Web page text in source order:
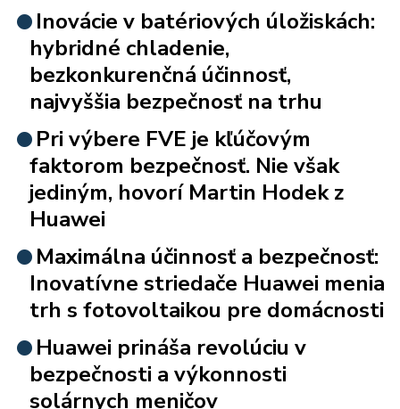
Inovácie v batériových úložiskách:
hybridné chladenie,
bezkonkurenčná účinnosť,
najvyššia bezpečnosť na trhu
Pri výbere FVE je kľúčovým
faktorom bezpečnosť. Nie však
jediným, hovorí Martin Hodek z
Huawei
Maximálna účinnosť a bezpečnosť:
Inovatívne striedače Huawei menia
trh s fotovoltaikou pre domácnosti
Huawei prináša revolúciu v
bezpečnosti a výkonnosti
solárnych meničov